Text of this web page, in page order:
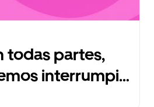
todas partes,
interrumpir
la trata de